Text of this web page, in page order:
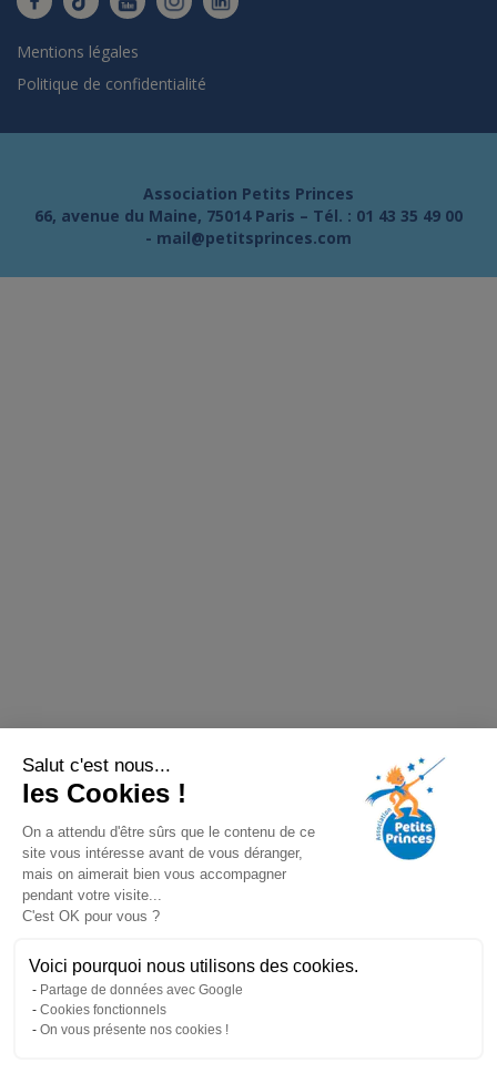
Salut c'est nous...
les Cookies !
On a attendu d'être sûrs que le contenu de ce
site vous intéresse avant de vous déranger,
mais on aimerait bien vous accompagner
pendant votre visite...
C'est OK pour vous ?
Voici pourquoi nous utilisons des cookies.
Partage de données avec Google
Cookies fonctionnels
On vous présente nos cookies !
Mentions légales
Politique de confidentialité
Association Petits Princes
66, avenue du Maine, 75014 Paris – Tél. : 01 43 35 49 00
- mail@petitsprinces.com